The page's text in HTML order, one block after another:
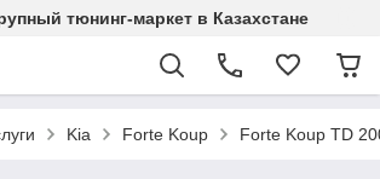
тюнинг-маркет в Казахстане
Kia Forte Koup Forte Koup TD